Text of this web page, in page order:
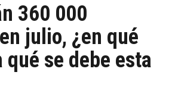
360 000
julio, ¿en qué
qué se debe esta